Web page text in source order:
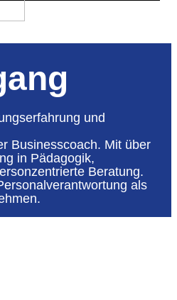
und
Businesscoach. Mit über
in Pädagogik,
Beratung.
als